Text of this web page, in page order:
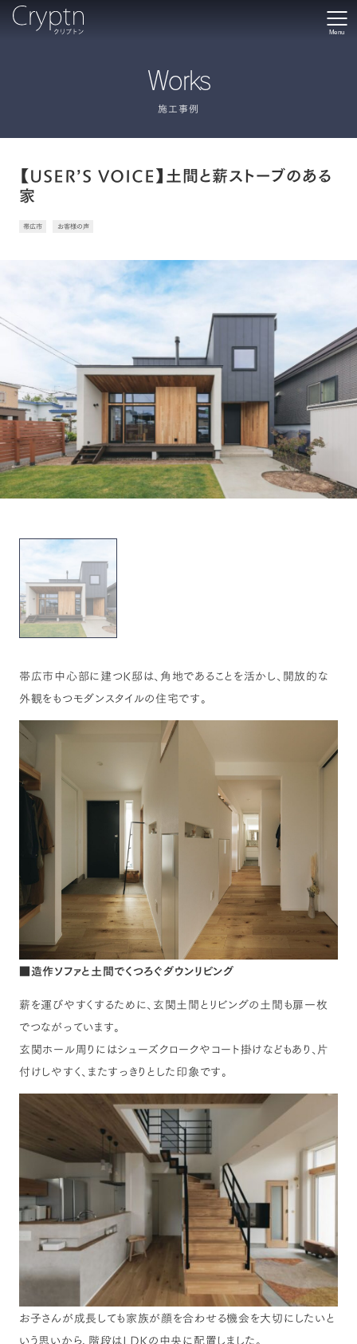
Menu
Works
施工事例
【USER’S VOICE】土間と薪ストーブのある
家
帯広市 お客様の声
帯広市中心部に建つK邸は、角地であることを活かし、開放的な
外観をもつモダンスタイルの住宅です。
■造作ソファと土間でくつろぐダウンリビング
薪を運びやすくするために、玄関土間とリビングの土間も扉一枚
でつながっています。
玄関ホール周りにはシューズクロークやコート掛けなどもあり、片
付けしやすく、またすっきりとした印象です。
お子さんが成長しても家族が顔を合わせる機会を大切にしたいと
いう思いから、階段はLDKの中央に配置しました。